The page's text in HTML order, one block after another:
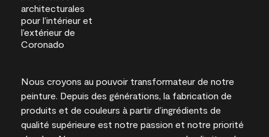
Nous croyons au pouvoir transformateur de notre
peinture. Depuis des générations, la fabrication de
produits et de couleurs à partir d’ingrédients de
qualité supérieure est notre passion et notre priorité